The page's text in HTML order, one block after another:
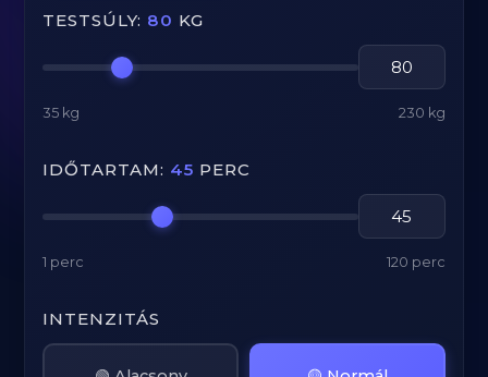
TESTSÚLY: 80 KG
35 kg 230 kg
IDŐTARTAM: 45 PERC
1 perc 120 perc
INTENZITÁS